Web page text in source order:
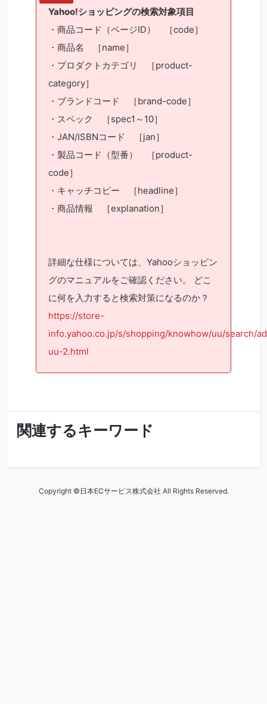
Yahoo!ショッピングの検索対象項目
・商品コード（ページID） ［code］
・商品名 ［name］
・プロダクトカテゴリ ［product-
category］
・ブランドコード ［brand-code］
・スペック ［spec1～10］
・JAN/ISBNコード ［jan］
・製品コード（型番） ［product-
code］
・キャッチコピー ［headline］
・商品情報 ［explanation］
詳細な仕様については、Yahooショッピン
グのマニュアルをご確認ください。 どこ
に何を入力すると検索対策になるのか？
https://store-
info.yahoo.co.jp/s/shopping/knowhow/uu/search/
uu-2.html
関連するキーワード
Copyright ©日本ECサービス株式会社 All Rights Reserved.